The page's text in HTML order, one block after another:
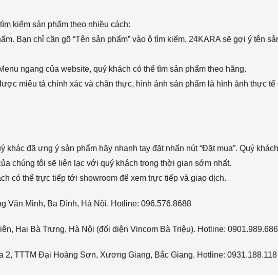
kiếm sản phẩm theo nhiều cách:
Bạn chỉ cần gõ “Tên sản phẩm” vào ô tìm kiếm, 24KARA sẽ gợi ý tên
ngang của website, quý khách có thể tìm sản phẩm theo hãng.
miêu tả chính xác và chân thực, hình ảnh sản phẩm là hình ảnh thực
khác đã ưng ý sản phẩm hãy nhanh tay đặt nhấn nút “Đặt mua”. Quý
chúng tôi sẽ liên lạc với quý khách trong thời gian sớm nhất.
có thể trực tiếp tới showroom để xem trực tiếp và giao dịch.
Văn Minh, Ba Đình, Hà Nội. Hotline: 096.576.8688
Hai Bà Trưng, Hà Nội (đối diện Vincom Bà Triệu). Hotline: 0901.989.686
2, TTTM Đại Hoàng Sơn, Xương Giang, Bắc Giang. Hotline: 0931.188.118